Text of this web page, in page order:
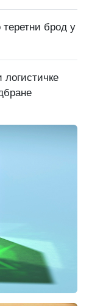
теретни брод у
логистичке